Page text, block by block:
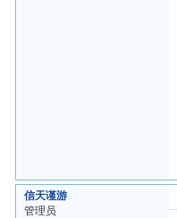
信天谨游
管理员